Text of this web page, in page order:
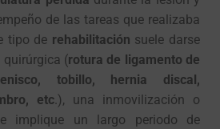
de las tareas que realizaba
tipo de rehabilitación suele darse
quirúrgica (rotura de ligamento de
tobillo, hernia discal,
etc.), una inmovilización o
implique un largo periodo de